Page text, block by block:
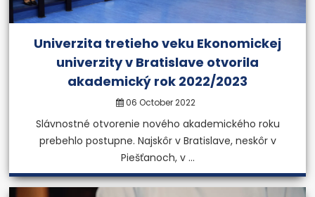
Univerzita tretieho veku Ekonomickej
univerzity v Bratislave otvorila
akademický rok 2022/2023
06 October 2022
Slávnostné otvorenie nového akademického roku
prebehlo postupne. Najskôr v Bratislave, neskôr v
Piešťanoch, v ...